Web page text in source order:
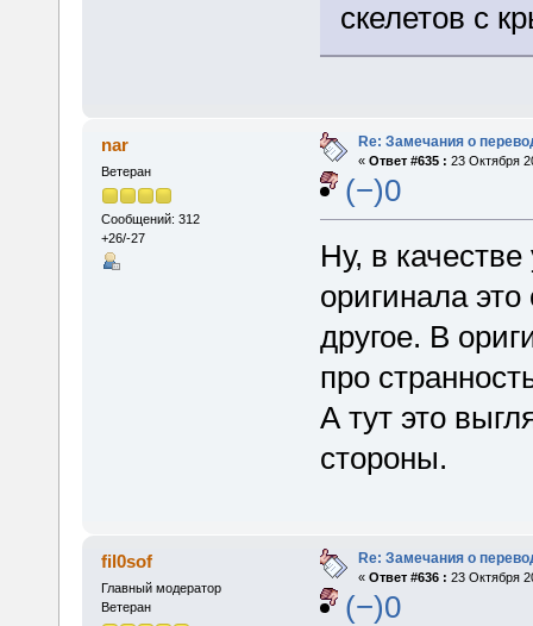
скелетов с
nar
Ветеран
Сообщений: 312
+26/-27
Re: Замечания о
« Ответ #635 : 23 Октября
(−)0
Ну, в
оригинала
другое. В
про
А тут это
стороны.
fil0sof
Главный модератор
Ветеран
Re: Замечания о
« Ответ #636 : 23 Октября
(−)0